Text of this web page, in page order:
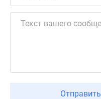
Отправить